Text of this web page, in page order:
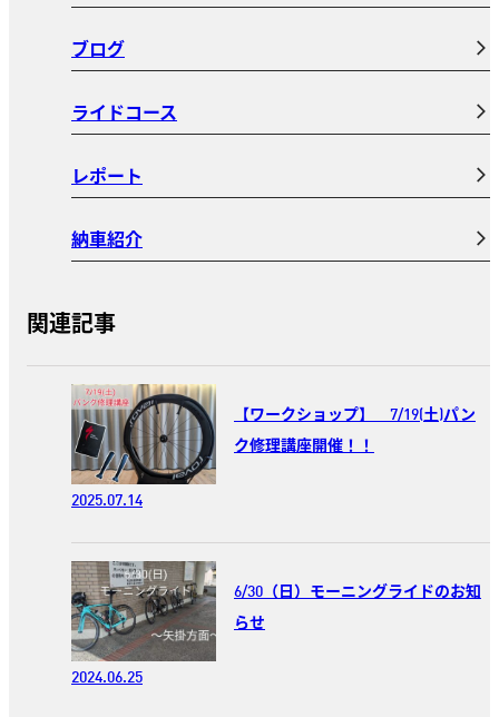
ブログ
ライドコース
レポート
納車紹介
関連記事
【ワークショップ】 7/19(土)パン
ク修理講座開催！！
2025.07.14
6/30（日）モーニングライドのお知
らせ
2024.06.25